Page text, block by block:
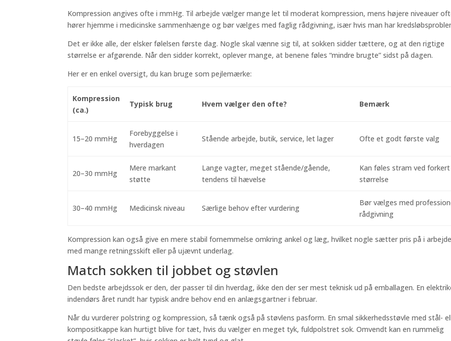
Kompression angives ofte i mmHg. Til arbejde vælger mange let til moderat kompression, mens højere niveauer
hører hjemme i medicinske sammenhænge og bør vælges med faglig rådgivning, især hvis man har
Det er ikke alle, der elsker følelsen første dag. Nogle skal vænne sig til, at sokken sidder tættere, og at den rigtige
størrelse er afgørende. Når den sidder korrekt, oplever mange, at benene føles “mindre brugte” sidst på dagen.
Her er en enkel oversigt, du kan bruge som pejlemærke:
Kompression
(ca.)
Typisk brug Hvem vælger den ofte? Bemærk
15–20 mmHg
Forebyggelse i
hverdagen
Stående arbejde, butik, service, let lager Ofte et godt første valg
20–30 mmHg
Mere markant
støtte
Lange vagter, meget stående/gående,
tendens til hævelse
Kan føles stram ved forkert
størrelse
30–40 mmHg Medicinsk niveau Særlige behov efter vurdering
Bør vælges med
rådgivning
Kompression kan også give en mere stabil fornemmelse omkring ankel og læg, hvilket nogle sætter pris på i
med mange retningsskift eller på ujævnt underlag.
Match sokken til jobbet og støvlen
Den bedste arbejdssok er den, der passer til din hverdag, ikke den der ser mest teknisk ud på emballagen. En
indendørs året rundt har typisk andre behov end en anlægsgartner i februar.
Når du vurderer polstring og kompression, så tænk også på støvlens pasform. En smal sikkerhedsstøvle med stål-
kompositkappe kan hurtigt blive for tæt, hvis du vælger en meget tyk, fuldpolstret sok. Omvendt kan en rummelig